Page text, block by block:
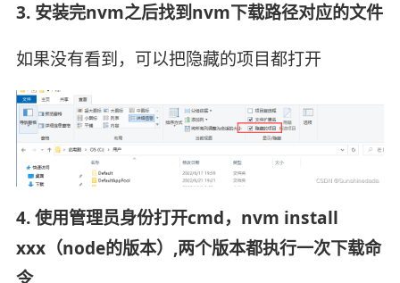
3. 安装完nvm之后找到nvm下载路径对应的文件
如果没有看到，可以把隐藏的项目都打开
4. 使用管理员身份打开cmd，nvm install
xxx（node的版本）,两个版本都执行一次下载命
令